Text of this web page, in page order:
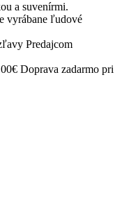
a suvenírmi.
vyrábane ľudové
Predajcom
Doprava zadarmo pri